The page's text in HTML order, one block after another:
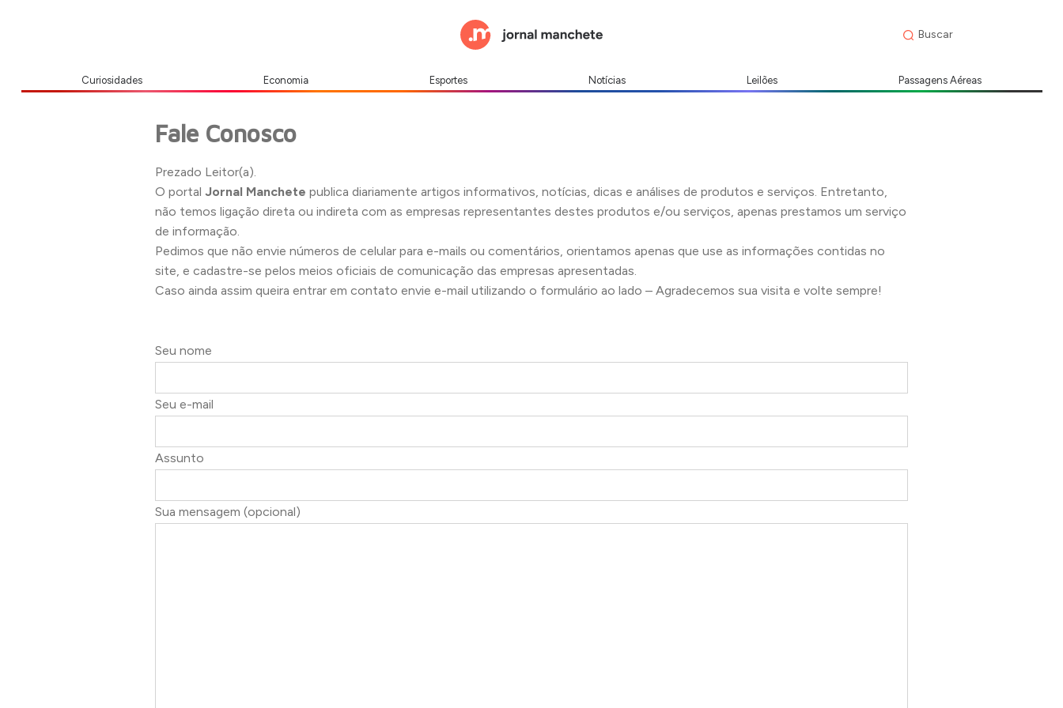
Curiosidades Economia Esportes Notícias Leilões Passagens Aéreas
Fale Conosco
Prezado Leitor(a).
O portal Jornal Manchete publica diariamente artigos informativos, notícias, dicas e análises de produtos e serviços. Entretanto,
não temos ligação direta ou indireta com as empresas representantes destes produtos e/ou serviços, apenas prestamos um serviço
de informação.
Pedimos que não envie números de celular para e-mails ou comentários, orientamos apenas que use as informações contidas no
site, e cadastre-se pelos meios oficiais de comunicação das empresas apresentadas.
Caso ainda assim queira entrar em contato envie e-mail utilizando o formulário ao lado – Agradecemos sua visita e volte sempre!
Seu nome
Seu e-mail
Assunto
Sua mensagem (opcional)